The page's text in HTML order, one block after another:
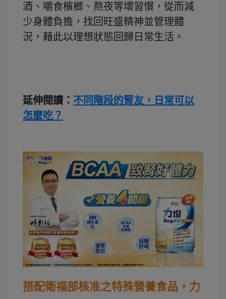
酒、嚼食檳榔、熬夜等壞習慣，從而減
少身體負擔，找回旺盛精神並管理體
況，藉此以理想狀態回歸日常生活。
延伸閱讀： 不同階段的腎友，日常可以
怎麼吃？
搭配衛福部核准之特殊營養食品，力